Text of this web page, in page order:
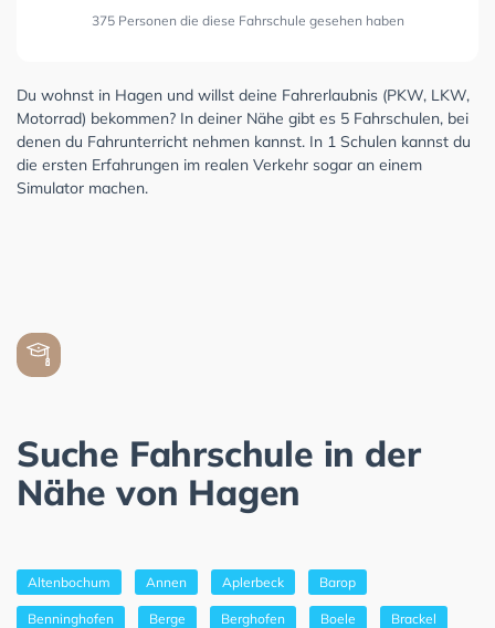
375 Personen die diese Fahrschule gesehen haben
Du wohnst in Hagen und willst deine Fahrerlaubnis (PKW, LKW,
Motorrad) bekommen? In deiner Nähe gibt es 5 Fahrschulen, bei
denen du Fahrunterricht nehmen kannst. In 1 Schulen kannst du
die ersten Erfahrungen im realen Verkehr sogar an einem
Simulator machen.
Suche Fahrschule in der
Nähe von Hagen
Altenbochum Annen Aplerbeck Barop
Benninghofen Berge Berghofen Boele Brackel